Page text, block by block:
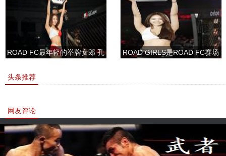
ROAD FC最年轻的举牌女郎 孔
ROAD GIRLS是ROAD FC赛场
头条推荐
网友评论